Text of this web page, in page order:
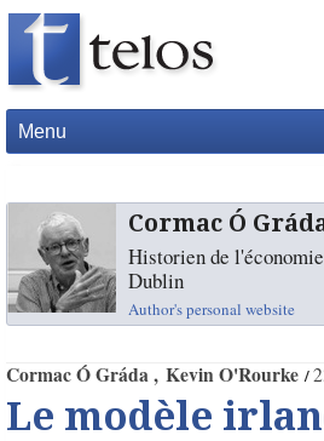
Menu
Cormac Ó
Historien de
Dublin
Author's personal website
Cormac Ó Gráda Kevin O'Rourke
Le modèle